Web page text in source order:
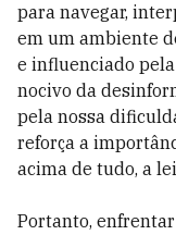
para navegar,
em um ambiente
e influenciado
nocivo da
pela nossa
reforça a
acima de tudo, a
Portanto,